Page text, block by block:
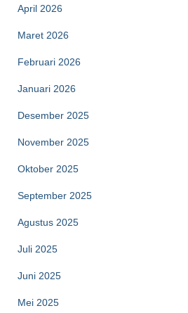
April 2026
Maret 2026
Februari 2026
Januari 2026
Desember 2025
November 2025
Oktober 2025
September 2025
Agustus 2025
Juli 2025
Juni 2025
Mei 2025